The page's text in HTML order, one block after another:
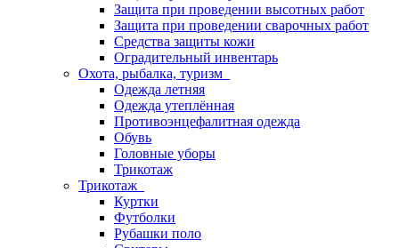
Защита при проведении высотных работ
Защита при проведении сварочных работ
Средства защиты кожи
Оградительный инвентарь
Охота, рыбалка, туризм
Одежда летняя
Одежда утеплённая
Противоэнцефалитная одежда
Обувь
Головные уборы
Трикотаж
Трикотаж
Куртки
Футболки
Рубашки поло